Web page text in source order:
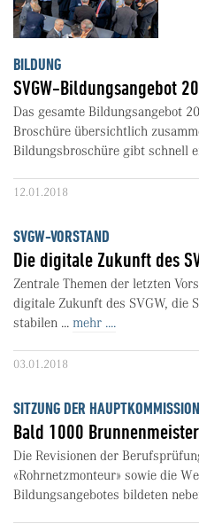
BILDUNG
SVGW-Bildungsangebot
Das gesamte Bildungsangebot
Broschüre übersichtlich
Bildungsbroschüre gibt schnell
12.01.2018
SVGW-VORSTAND
Die digitale Zukunft des
Zentrale Themen der letzten
digitale Zukunft des SVGW, die
stabilen ... mehr ....
03.01.2018
SITZUNG DER
Bald 1000
Die Revisionen der
«Rohrnetzmonteur» sowie die
Bildungsangebotes bildeten